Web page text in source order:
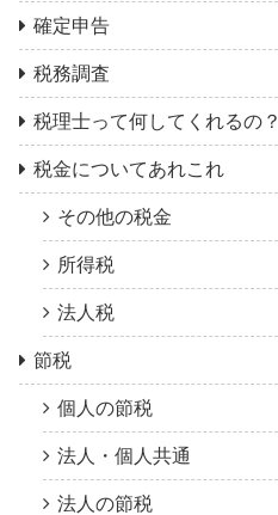
確定申告
税務調査
税理士って何してくれるの？
税金についてあれこれ
その他の税金
所得税
法人税
節税
個人の節税
法人・個人共通
法人の節税